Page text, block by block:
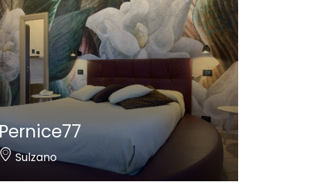
Pernice77
Sulzano